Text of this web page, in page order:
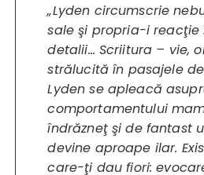
„Lyden circumscrie
sale şi propria-i reacţie
detalii… Scriitura – vie,
strălucită în pasajele
Lyden se apleacă
comportamentului
îndrăzneţ şi de fantast
devine aproape ilar.
care-ţi dau fiori: